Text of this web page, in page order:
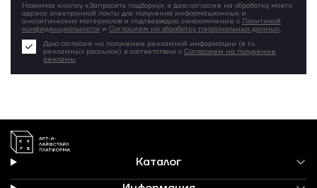
Нажимая кнопку «Запросить подборку», я даю согласие на обработку моего
адреса электронной почты для получения информационных и
аналитических материалов и подтверждаю ознакомление с Политикой
конфиденциальности и Согласием на обработку персональных данных.
Даю согласие на получение рекламной информации (в т.ч.
рекламных рассылок) в соответствии с Согласием на получение
рекламы
Каталог